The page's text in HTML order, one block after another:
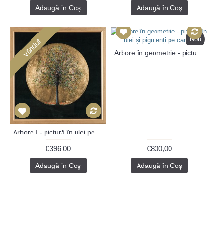
Adaugă în Coş Adaugă în Coş
vândut
€396,00
Adaugă în Coş
Nou
€800,00
Adaugă în Coş